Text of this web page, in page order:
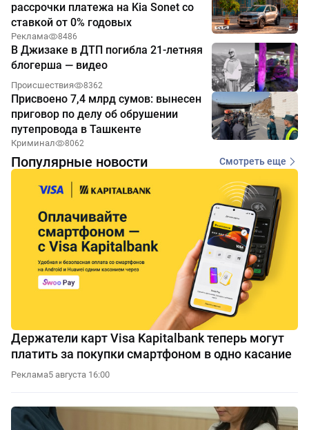
рассрочки платежа на Kia Sonet со
ставкой от 0% годовых
Реклама 8486
В Джизаке в ДТП погибла 21-летняя
блогерша — видео
Происшествия 8362
Присвоено 7,4 млрд сумов: вынесен
приговор по делу об обрушении
путепровода в Ташкенте
Криминал 8062
Популярные новости Смотреть еще
Держатели карт Visa Kapitalbank теперь могут
платить за покупки смартфоном в одно касание
Реклама5 августа 16:00